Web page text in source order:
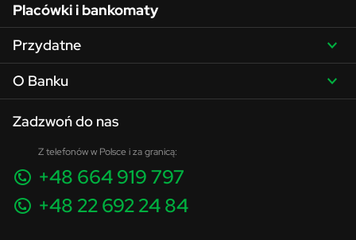
Placówki i bankomaty
Przydatne
O Banku
Zadzwoń do nas
Z telefonów w Polsce i za granicą:
+48 664 919 797
+48 22 692 24 84